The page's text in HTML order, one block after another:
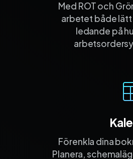
Med ROT och
arbetet både lätt
ledande på
Förenkla dina
Planera,